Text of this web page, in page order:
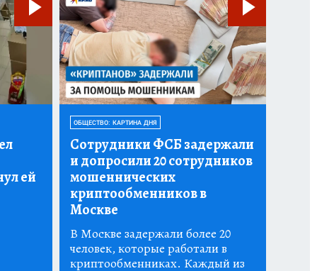
ей
ОБЩЕСТВО: КАРТИНА ДНЯ
Сотрудники ФСБ задержали
и допросили 20 сотрудников
мошеннических
криптообменников в
Москве
В Москве задержали более 20
человек, которые работали в
криптообменниках. Каждый из